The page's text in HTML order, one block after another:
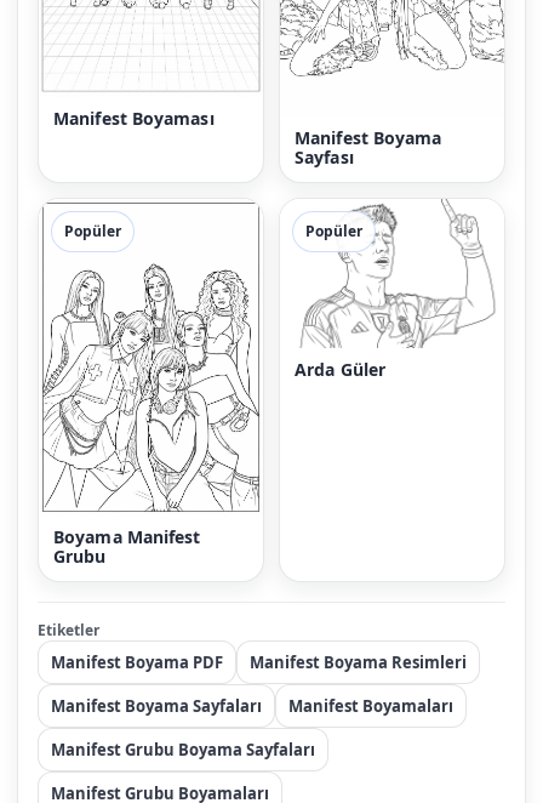
Manifest Boyaması
Manifest Boyama
Sayfası
Popüler
Boyama Manifest
Grubu
Popüler
Arda Güler
Etiketler
Manifest Boyama PDF
Manifest Boyama Resimleri
Manifest Boyama Sayfaları
Manifest Boyamaları
Manifest Grubu Boyama Sayfaları
Manifest Grubu Boyamaları